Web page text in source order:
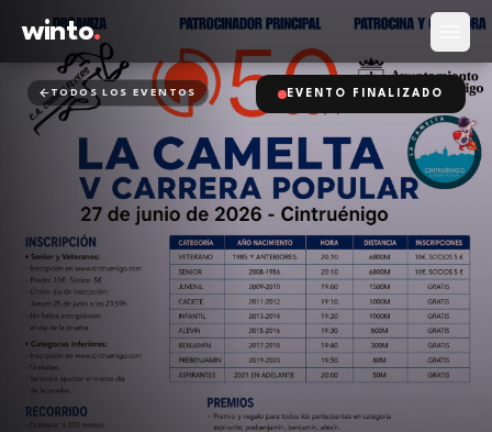
winto.
TODOS LOS EVENTOS EVENTO FINALIZADO